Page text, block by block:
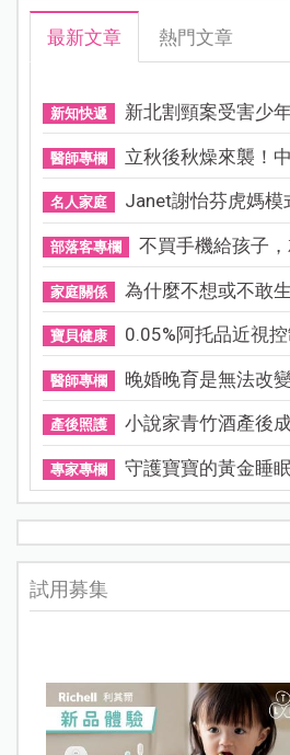
最新文章 熱門文章
新知快遞 新北割頸案受害少
醫師專欄 立秋後秋燥來襲！
名人家庭 Janet謝怡芬虎媽模
部落客專欄 不買手機給孩子
家庭關係 為什麼不想或不敢
寶貝健康 0.05%阿托品近視
醫師專欄 晚婚晚育是無法改
產後照護 小說家青竹酒產後
專家專欄 守護寶寶的黃金睡
試用募集